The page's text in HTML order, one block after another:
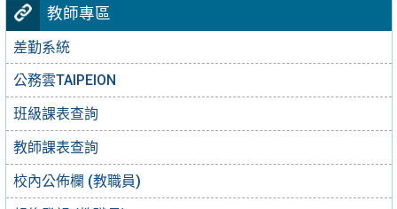
教師專區
差勤系統
公務雲TAIPEION
班級課表查詢
教師課表查詢
校內公佈欄 (教職員)